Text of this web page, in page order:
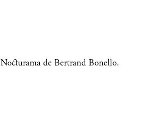
de Bertrand Bonello.